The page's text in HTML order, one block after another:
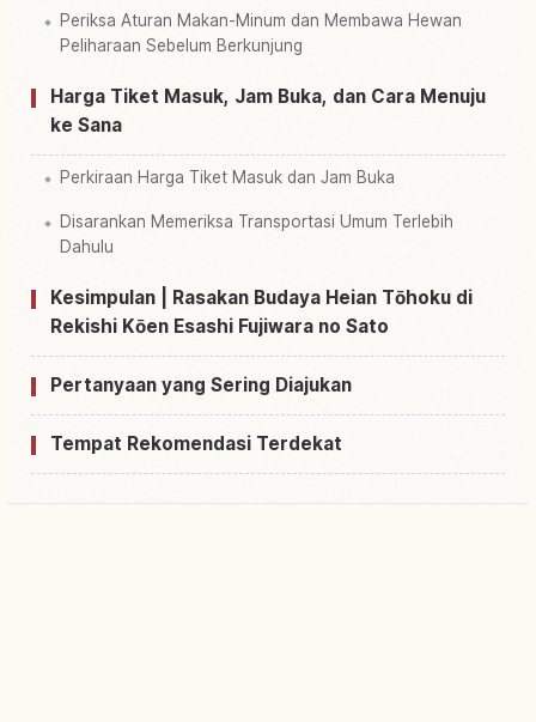
Periksa Aturan Makan-Minum dan Membawa Hewan
Peliharaan Sebelum Berkunjung
Harga Tiket Masuk, Jam Buka, dan Cara Menuju
ke Sana
Perkiraan Harga Tiket Masuk dan Jam Buka
Disarankan Memeriksa Transportasi Umum Terlebih
Dahulu
Kesimpulan | Rasakan Budaya Heian Tōhoku di
Rekishi Kōen Esashi Fujiwara no Sato
Pertanyaan yang Sering Diajukan
Tempat Rekomendasi Terdekat